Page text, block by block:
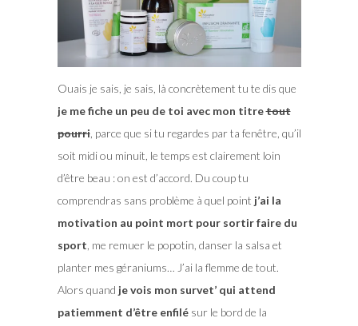
Ouais je sais, je sais, là concrètement tu te dis que
je me fiche un peu de toi avec mon titretout
pourri, parce que si tu regardes par ta fenêtre, qu’il
soit midi ou minuit, le temps est clairement loin
d’être beau : on est d’accord. Du coup tu
comprendras sans problème à quel point j’ai la
motivation au point mort pour sortir faire du
sport , me remuer le popotin, danser la salsa et
planter mes géraniums… J’ai la flemme de tout.
Alors quand je vois mon survet’ qui attend
patiemment d’être enfilésur le bord de la